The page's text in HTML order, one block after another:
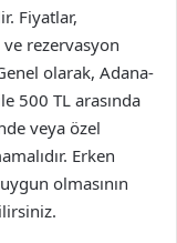
Fiyatlar,
rezervasyon
olarak, Adana-
500 TL arasında
veya özel
Erken
olmasının